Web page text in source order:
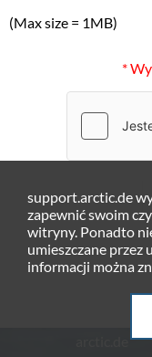
(Max size = 1MB)
*
support.arctic.de
zapewnić swoim
witryny. Ponadto
umieszczane przez
informacji można